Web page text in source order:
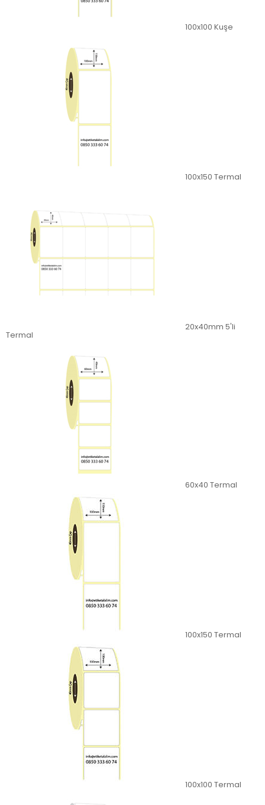
100x100 Kuşe
100x150 Termal
20x40mm 5'li
Termal
60x40 Termal
100x150 Termal
100x100 Termal